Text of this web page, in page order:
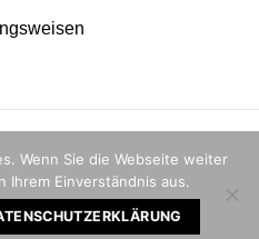
House GmbH
Wenn Sie die Webseite weiter
Ihrem Einverständnis aus.